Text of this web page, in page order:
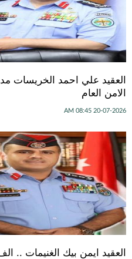
العقيد علي احمد الخريسات
الامن العام
20-07-2026 08:45 AM
العقيد ايمن بيك الغنيمات ..